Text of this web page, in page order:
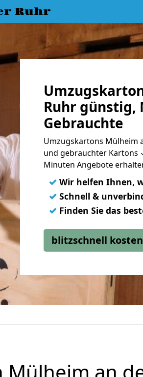
Ruhr
Ruhr günstig,
Gebrauchte
Umzugskartons Mülheim
und gebrauchter Kartons
Minuten Angebote
✓ Wir helfen Ihnen,
✓ Schnell &
✓ Finden Sie das
blitzschnell